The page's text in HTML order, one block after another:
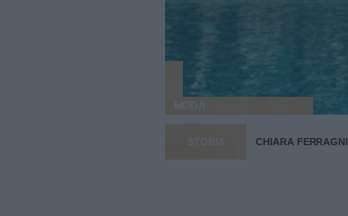
MODA
STORIA CHIARA FERRAGNI